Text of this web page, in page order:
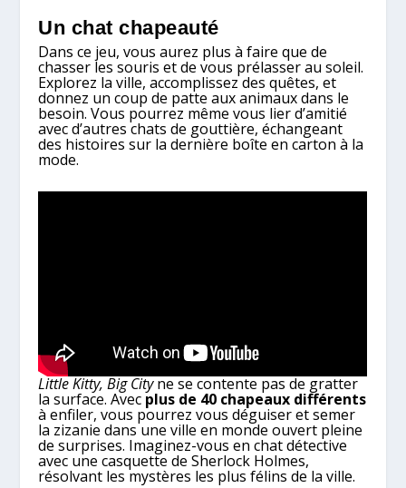
Un chat chapeauté
Dans ce jeu, vous aurez plus à faire que de
chasser les souris et de vous prélasser au soleil.
Explorez la ville, accomplissez des quêtes, et
donnez un coup de patte aux animaux dans le
besoin. Vous pourrez même vous lier d’amitié
avec d’autres chats de gouttière, échangeant
des histoires sur la dernière boîte en carton à la
mode.
Little Kitty, Big Cityne se contente pas de gratter
la surface. Avecplus de 40 chapeaux différents
à enfiler, vous pourrez vous déguiser et semer
la zizanie dans une ville en monde ouvert pleine
de surprises. Imaginez-vous en chat détective
avec une casquette de Sherlock Holmes,
résolvant les mystères les plus félins de la ville.